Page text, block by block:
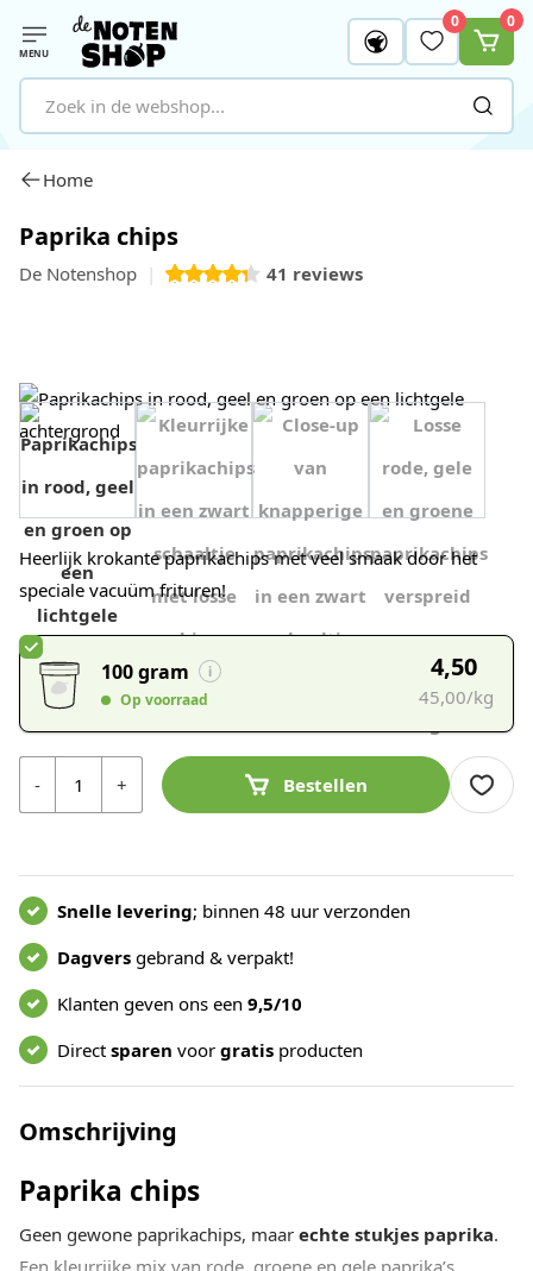
Ga naar de inhoud
MENU
0 0
Home
Paprika chips
41 reviews
De Notenshop
View image 1View image 2View image 3View
100 gram
Op voorraad
4,50
45,00/kg
- + Bestellen
Heerlijk krokante paprikachips met veel smaak door het
speciale vacuüm frituren!
Snelle levering; binnen 48 uur verzonden
Dagvers gebrand & verpakt!
Klanten geven ons een 9,5/10
Direct sparen voor gratis producten
Omschrijving
Paprika chips
Geen gewone paprikachips, maar echte stukjes paprika.
Een kleurrijke mix van rode, groene en gele paprika’s.